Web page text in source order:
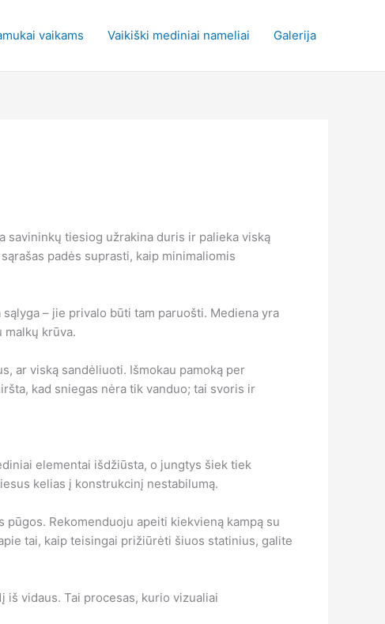
vaikams Vaikiški mediniai nameliai Galerija
savininkų tiesiog užrakina duris ir palieka viską
padės suprasti, kaip minimaliomis
– jie privalo būti tam paruošti. Mediena yra
malkų krūva.
ar viską sandėliuoti. Išmokau pamoką per
kad sniegas nėra tik vanduo; tai svoris ir
elementai išdžiūsta, o jungtys šiek tiek
kelias į konstrukcinį nestabilumą.
Rekomenduoju apeiti kiekvieną kampą su
tai, kaip teisingai prižiūrėti šiuos statinius, galite
iš vidaus. Tai procesas, kurio vizualiai